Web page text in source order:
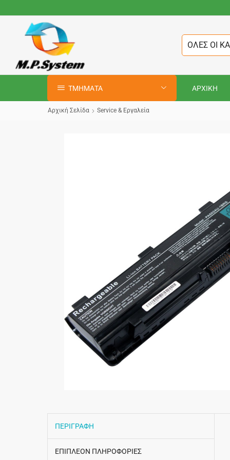
ΟΛΕΣ ΟΙ
ΤΜΗΜΑΤΑ ΑΡΧΙΚΗ
Αρχική Σελίδα Service & Εργαλεία
ΠΕΡΙΓΡΑΦΗ
ΕΠΙΠΛΕΟΝ ΠΛΗΡΟΦΟΡΙΕΣ